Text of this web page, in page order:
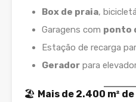
Box de praia,
Garagens com ponto
Estação de recarga
Gerador para
🏖️ Mais de 2.400 m²